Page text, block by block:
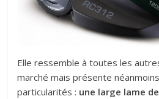
Elle ressemble à toutes les
marché mais présente
particularités : une large lame